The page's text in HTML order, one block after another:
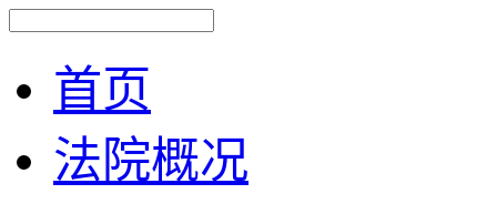
首页
法院概况